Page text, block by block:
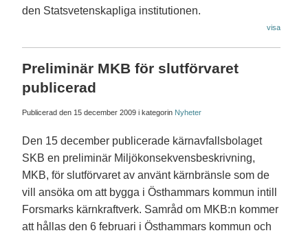
den Statsvetenskapliga institutionen.
visa
Preliminär MKB för slutförvaret
publicerad
Publicerad den 15 december 2009 i kategorin Nyheter
Den 15 december publicerade kärnavfallsbolaget
SKB en preliminär Miljökonsekvensbeskrivning,
MKB, för slutförvaret av använt kärnbränsle som de
vill ansöka om att bygga i Östhammars kommun intill
Forsmarks kärnkraftverk. Samråd om MKB:n kommer
att hållas den 6 februari i Östhammars kommun och